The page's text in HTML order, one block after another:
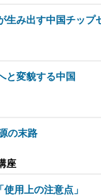
生み出す中国チップ
と変貌する中国
の末路
座
用上の注意点」